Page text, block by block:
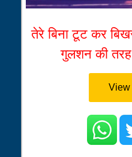
तेरे बिना टूट कर
गुलशन की
View